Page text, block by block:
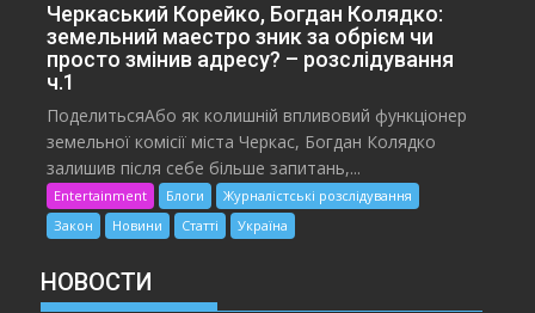
Черкаський Корейко, Богдан Колядко:
земельний маестро зник за обрієм чи
просто змінив адресу? – розслідування
ч.1
ПоделитьсяАбо як колишній впливовий функціонер
земельної комісії міста Черкас, Богдан Колядко
залишив після себе більше запитань,...
Entertainment Блоги
Журналістські розслідування
Закон
Новини Статті Україна
НОВОСТИ